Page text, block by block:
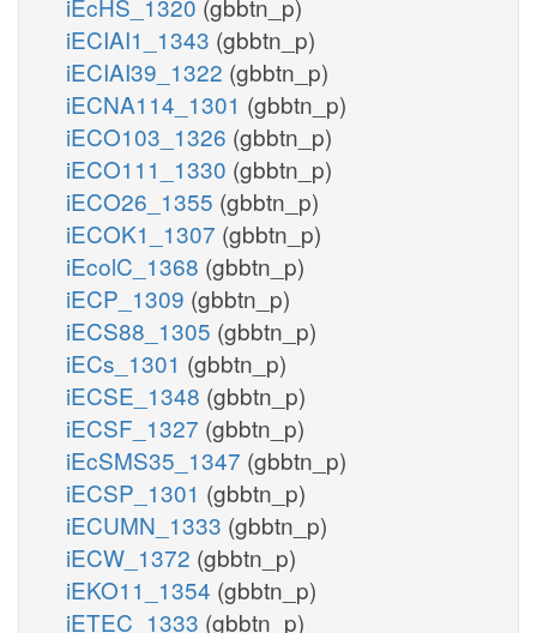
iECIAI1_1343 (gbbtn_p)
iECIAI39_1322 (gbbtn_p)
iECNA114_1301 (gbbtn_p)
iECO103_1326 (gbbtn_p)
iECO111_1330 (gbbtn_p)
iECO26_1355 (gbbtn_p)
iECOK1_1307 (gbbtn_p)
iEcolC_1368 (gbbtn_p)
iECP_1309 (gbbtn_p)
iECS88_1305 (gbbtn_p)
iECs_1301 (gbbtn_p)
iECSE_1348 (gbbtn_p)
iECSF_1327 (gbbtn_p)
iEcSMS35_1347 (gbbtn_p)
iECSP_1301 (gbbtn_p)
iECUMN_1333 (gbbtn_p)
iECW_1372 (gbbtn_p)
iEKO11_1354 (gbbtn_p)
iETEC_1333 (gbbtn_p)